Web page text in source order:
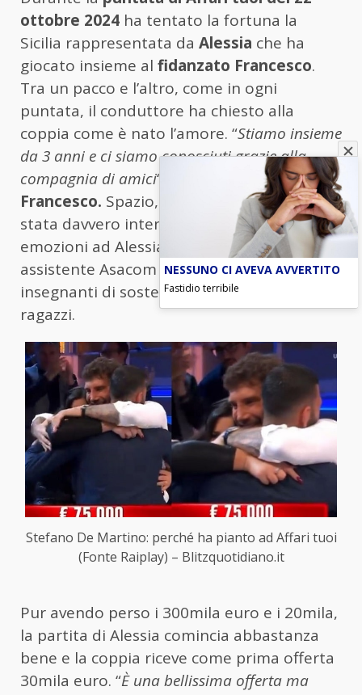
ottobre 2024 ha tentato la fortuna la
Sicilia rappresentata da Alessia che ha
giocato insieme al fidanzato Francesco.
Tra un pacco e l’altro, come in ogni
puntata, il conduttore ha chiesto alla
coppia come è nato l’amore. “Stiamo insieme
da 3 anni e ci siamo conosciuti grazie alla
compagnia di amici“, ha raccontato
Francesco. Spazio, poi, alla partita che è
stata davvero intensa e ha regalato tante
emozioni ad Alessia che lavora come come
assistente Asacom ovvero collabora con
insegnanti di sostegno nel supporto dei
ragazzi.
Stefano De Martino: perché ha pianto ad Affari tuoi
(Fonte Raiplay) – Blitzquotidiano.it
Pur avendo perso i 300mila euro e i 20mila,
la partita di Alessia comincia abbastanza
bene e la coppia riceve come prima offerta
30mila euro. “È una bellissima offerta ma
NESSUNO CI AVEVA AVVERTITO
Fastidio terribile